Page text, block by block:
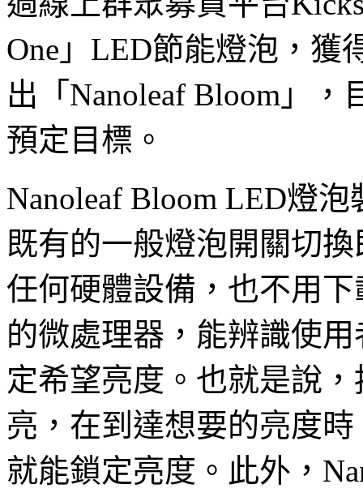
One」LED節能燈泡，獲
出「Nanoleaf Bloom」
預定目標。
Nanoleaf Bloom LED燈
既有的一般燈泡開關切
任何硬體設備，也不用
的微處理器，能辨識使
定希望亮度。也就是說
亮，在到達想要的亮度
就能鎖定亮度。此外，